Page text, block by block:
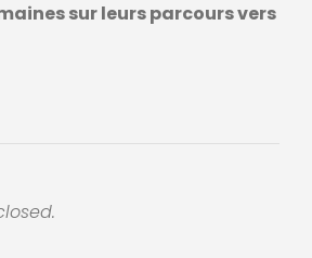
sur leurs parcours vers